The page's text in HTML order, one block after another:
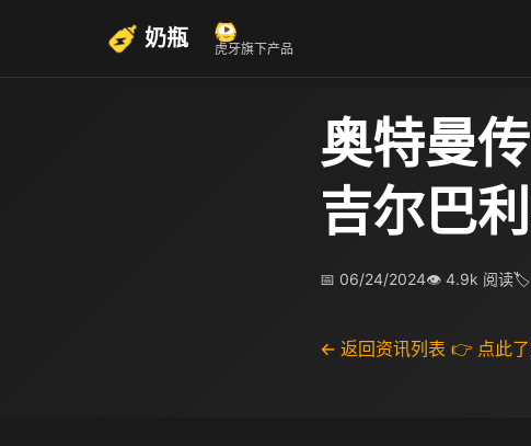
奶瓶 虎牙旗下产品
奥特曼
吉尔巴
📅 06/24/2024👁 4.9k 阅读🏷
← 返回资讯列表 👉 点此